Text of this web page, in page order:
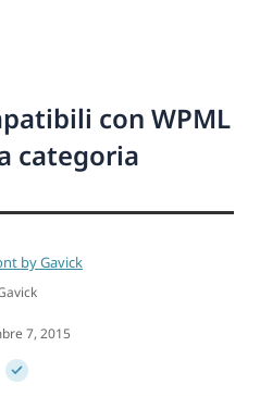
con WPML
categoria
by Gavick
7, 2015